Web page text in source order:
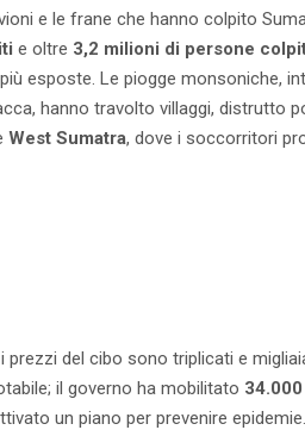
e le frane che hanno colpito
e oltre 3,2 milioni di persone
esposte. Le piogge monsoniche,
hanno travolto villaggi, distrutto
West Sumatra, dove i soccorritori
del cibo sono triplicati e
il governo ha mobilitato
un piano per prevenire